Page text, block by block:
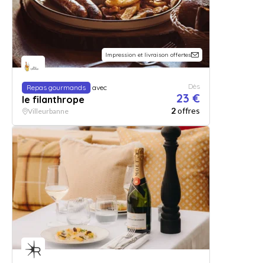
Impression et livraison offertes
Repas gourmands avec
le filanthrope
Dès
23 €
Villeurbanne 2offres